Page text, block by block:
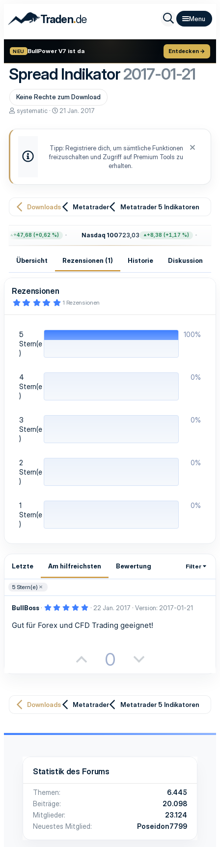
Traden.de
NEU BullPower V7 ist da Entdecken →
Spread Indikator2017-01-21
Keine Rechte zum Download
A
systematic
D
E
r
u
21 Jan. 2017
Tipp: Registriere dich, um sämtliche Funktionen
freizuschalten und Zugriff auf Premium Tools zu
erhalten.
Downloads Metatrader Metatrader 5 Indikatoren
+47,68 (+0,62 %) Nasdaq 100723,03 +8,38 (+1,17 %)
Übersicht Rezensionen (1) Historie Diskussion
Rezensionen
5
0
S
t
n
e
1 Rezensionen
5
Stern(e
)
100%
4
Stern(e
)
0%
3
Stern(e
)
0%
2
Stern(e
)
0%
1
Stern(e
)
0%
Letzte Am hilfreichsten Bewertung Filter
5 Stern(e)
BullBoss
5
0
22 Jan. 2017 Version: 2017-01-21
Gut für Forex und CFD Trading geeignet!
i
t
v
e
0
a
t
e
t
i
Downloads Metatrader Metatrader 5 Indikatoren
Statistik des Forums
Themen
6.445
Beiträge
20.098
Mitglieder
23.124
Neuestes Mitglied
Poseidon7799